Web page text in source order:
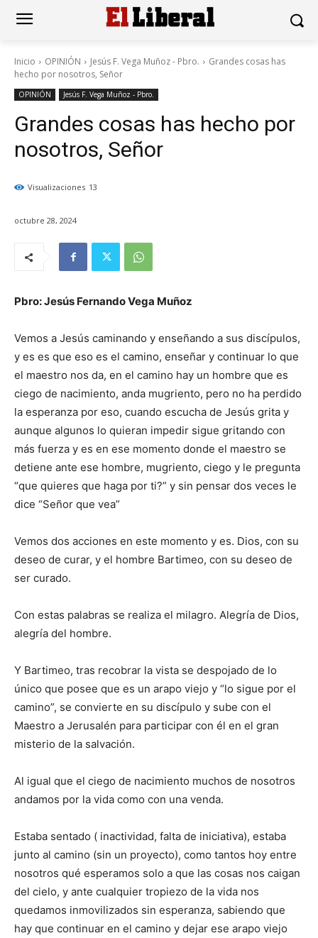
Inicio OPINIÓN Jesús F. Vega Muñoz - Pbro.
Grandes cosas has
hecho por nosotros, Señor
OPINIÓN Jesús F. Vega Muñoz - Pbro.
Grandes cosas has hecho por
nosotros, Señor
Visualizaciones 13
octubre 28, 2024
Pbro: Jesús Fernando Vega Muñoz
Vemos a Jesús caminando y enseñando a sus discípulos,
y es es que eso es el camino, enseñar y continuar lo que
el maestro nos da, en el camino hay un hombre que es
ciego de nacimiento, anda mugriento, pero no ha perdido
la esperanza por eso, cuando escucha de Jesús grita y
aunque algunos lo quieran impedir sigue gritando con
más fuerza y es en ese momento donde el maestro se
detiene ante ese hombre, mugriento, ciego y le pregunta
“que quieres que haga por ti?” y sin pensar dos veces le
dice “Señor que vea”
Vemos dos acciones en este momento y es. Dios, con su
deseo de curar, y el hombre Bartimeo, con su deseo de
ser curado.
Con estas palabras se realiza el milagro. Alegría de Dios,
alegría del hombre.
Y Bartimeo, tras recobrar la vista se despojado de lo
único que posee que es un arapo viejo y “lo sigue por el
camino”, se convierte en su discípulo y sube con el
Maestro a Jerusalén para participar con él en el gran
misterio de la salvación.
Al igual que el ciego de nacimiento muchos de nosotros
andamos por la vida como con una venda.
Estaba sentado ( inactividad, falta de iniciativa), estaba
junto al camino (sin un proyecto), como tantos hoy entre
nosotros qué esperamos solo a que las cosas nos caigan
del cielo, y ante cualquier tropiezo de la vida nos
quedamos inmovilizados sin esperanza, sabiendo que
hay que continuar en el camino y dejar ese arapo viejo